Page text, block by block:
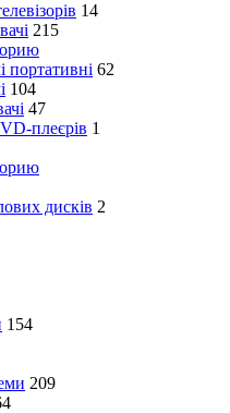
14
215
портативні 62
104
47
плеєрів 1
дисків 2
154
209